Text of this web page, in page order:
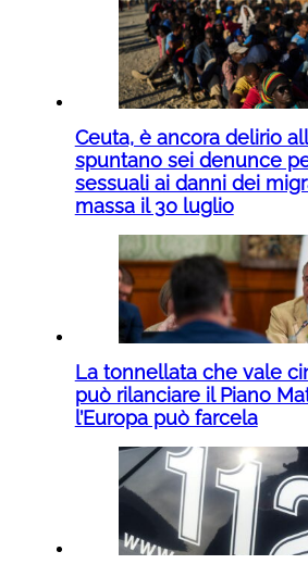
Ceuta, è ancora delirio
spuntano sei denunce
sessuali ai danni dei
massa il 30 luglio
La tonnellata che vale
può rilanciare il Piano
l’Europa può farcela